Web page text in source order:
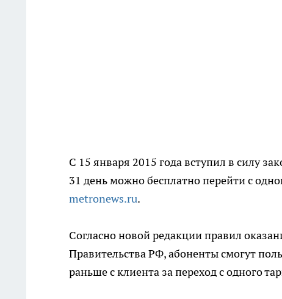
С 15 января 2015 года вступил в силу
31 день можно бесплатно перейти с
metronews.ru.
Согласно новой редакции правил
Правительства РФ, абоненты смогут
раньше с клиента за переход с одного